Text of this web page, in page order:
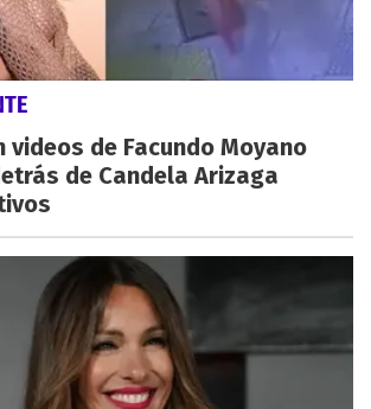
videos de Facundo Moyano
de Candela Arizaga